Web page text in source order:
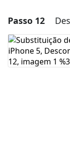
Comentar
Passo 12